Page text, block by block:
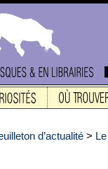
d’actualité >